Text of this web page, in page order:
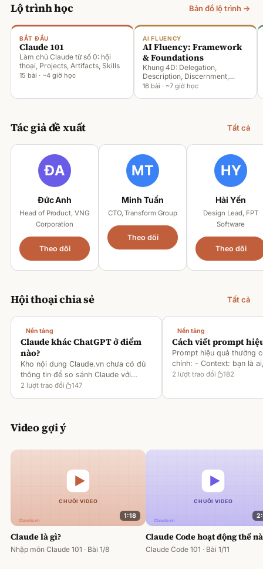
Lộ trình học Bản đồ lộ trình →
BẮT ĐẦU
Claude 101
Làm chủ Claude từ số 0: hội
thoại, Projects, Artifacts, Skills
15 bài · ~4 giờ học
AI FLUENCY
AI Fluency: Framework
& Foundations
Khung 4D: Delegation,
Description, Discernment,
Diligence
16 bài · ~7 giờ học
Tác giả đề xuất Tất cả
Đức Anh
Head of Product, VNG
Corporation
Theo dõi
Minh Tuấn
CTO, Transform Group
Theo dõi
Hải Yến
Design Lead, FPT
Software
Theo dõi
Hội thoại chia sẻ Tất cả
Nền tảng
Claude khác ChatGPT ở điểm
nào?
Kho nội dung Claude.vn chưa có đủ
thông tin để so sánh Claude với
ChatGPT. Hiện chỉ có tài liệu về
2 lượt trao đổi 147
Nền tảng
Cách viết prompt
Prompt hiệu quả thường
chính: - Context: bạn là
gì [1][2][6] - Task: muốn
2 lượt trao đổi 182
Video gợi ý
1:18
Claude là gì?
Nhập môn Claude 101 · Bài 1/8
Claude Code hoạt động thế
Claude Code 101 · Bài 1/11